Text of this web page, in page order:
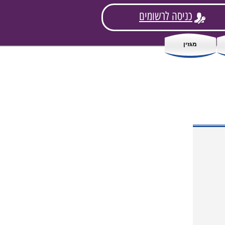
כניסה לרשומים
מגזין